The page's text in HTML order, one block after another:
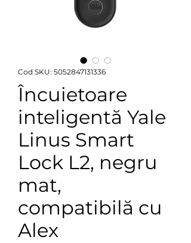
Cod SKU: 5052847131336
Încuietoare
inteligentă Yale
Linus Smart
Lock L2, negru
mat,
compatibilă cu
Alex